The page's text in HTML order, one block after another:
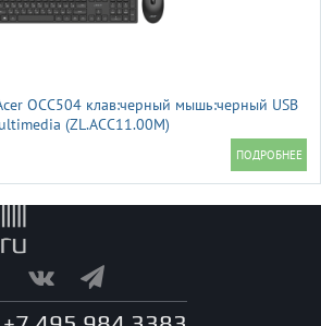
OCC504 клав:черный мышь:черный USB
(ZL.ACC11.00M)